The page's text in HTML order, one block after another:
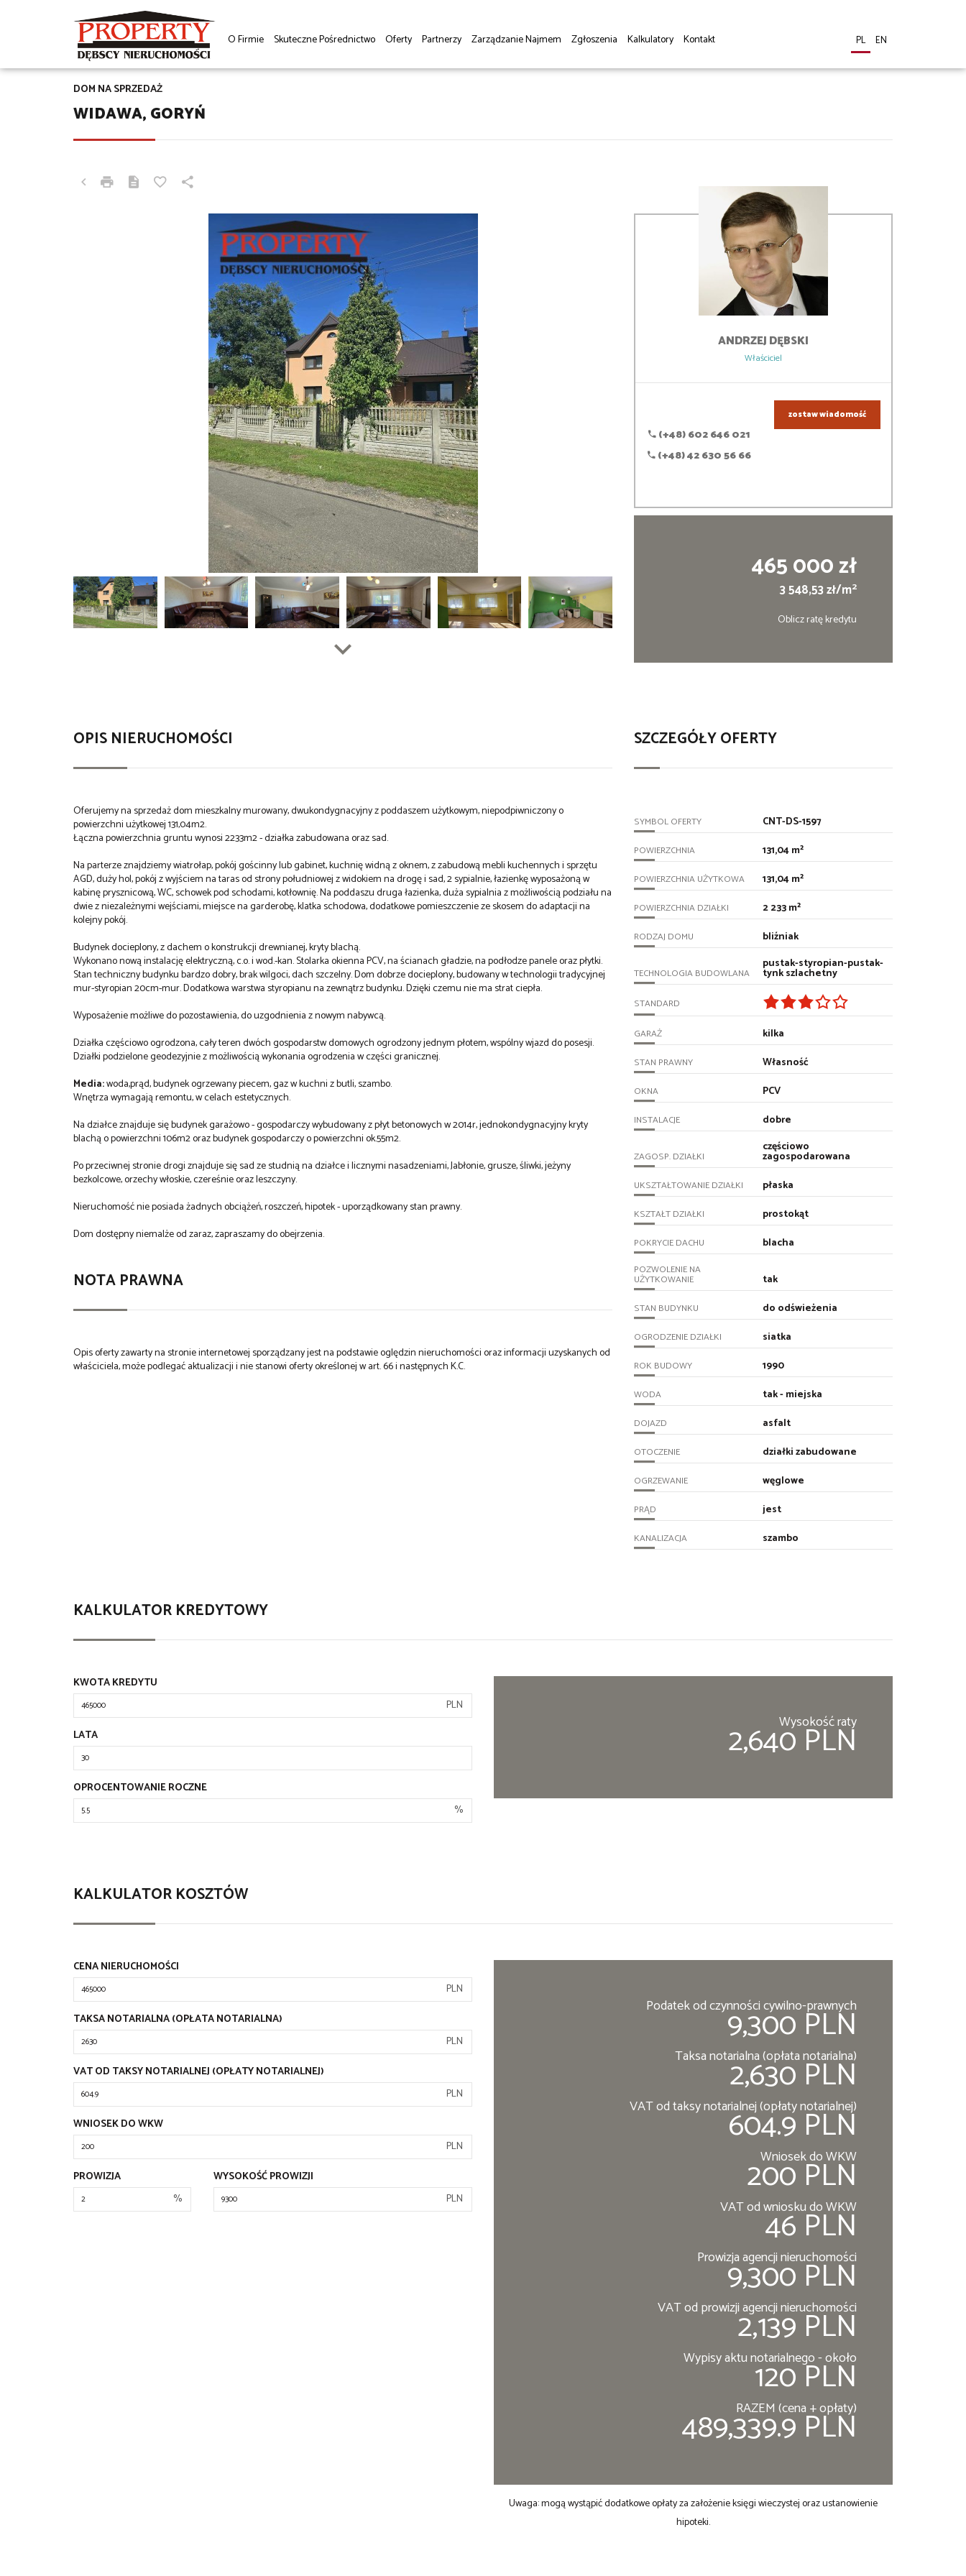
O Firmie Skuteczne Pośrednictwo Oferty Partnerzy Zarządzanie Najmem Zgłoszenia Kalkulatory Kontakt PL EN
WIDAWA, GORYŃ
DOM NA SPRZEDAŻ
ANDRZEJ DĘBSKI
Właściciel
(+48) 602 646 021
(+48) 42 630 56 66
zostaw wiadomość
465 000 zł
3 548,53 zł/m2
Oblicz ratę kredytu
OPIS NIERUCHOMOŚCI
Oferujemy na sprzedaż dom mieszkalny murowany, dwukondygnacyjny z poddaszem użytkowym, niepodpiwniczony o
powierzchni użytkowej 131,04m2.
Łączna powierzchnia gruntu wynosi 2233m2 - działka zabudowana oraz sad.
Na parterze znajdziemy wiatrołap, pokój gościnny lub gabinet, kuchnię widną z oknem, z zabudową mebli kuchennych i sprzętu
AGD, duży hol, pokój z wyjściem na taras od strony południowej z widokiem na drogę i sad, 2 sypialnie, łazienkę wyposażoną w
kabinę prysznicową, WC, schowek pod schodami, kotłownię. Na poddaszu druga łazienka, duża sypialnia z możliwością podziału na
dwie z niezależnymi wejściami, miejsce na garderobę, klatka schodowa, dodatkowe pomieszczenie ze skosem do adaptacji na
kolejny pokój.
Budynek docieplony, z dachem o konstrukcji drewnianej, kryty blachą.
Wykonano nową instalację elektryczną, c.o. i wod.-kan. Stolarka okienna PCV, na ścianach gładzie, na podłodze panele oraz płytki.
Stan techniczny budynku bardzo dobry, brak wilgoci, dach szczelny. Dom dobrze docieplony, budowany w technologii tradycyjnej
mur-styropian 20cm-mur. Dodatkowa warstwa styropianu na zewnątrz budynku. Dzięki czemu nie ma strat ciepła.
Wyposażenie możliwe do pozostawienia, do uzgodnienia z nowym nabywcą.
Działka częściowo ogrodzona, cały teren dwóch gospodarstw domowych ogrodzony jednym płotem, wspólny wjazd do posesji.
Działki podzielone geodezyjnie z możliwością wykonania ogrodzenia w części granicznej.
Media:woda,prąd, budynek ogrzewany piecem, gaz w kuchni z butli, szambo.
Wnętrza wymagają remontu, w celach estetycznych.
Na działce znajduje się budynek garażowo - gospodarczy wybudowany z płyt betonowych w 2014r, jednokondygnacyjny kryty
blachą o powierzchni 106m2 oraz budynek gospodarczy o powierzchni ok.55m2.
Po przeciwnej stronie drogi znajduje się sad ze studnią na działce i licznymi nasadzeniami, Jabłonie, grusze, śliwki, jeżyny
bezkolcowe, orzechy włoskie, czereśnie oraz leszczyny.
Nieruchomość nie posiada żadnych obciążeń, roszczeń, hipotek - uporządkowany stan prawny.
Dom dostępny niemalże od zaraz, zapraszamy do obejrzenia.
NOTA PRAWNA
Opis oferty zawarty na stronie internetowej sporządzany jest na podstawie oględzin nieruchomości oraz informacji uzyskanych od
właściciela, może podlegać aktualizacji i nie stanowi oferty określonej w art. 66 i następnych K.C.
SZCZEGÓŁY OFERTY
SYMBOL OFERTY CNT-DS-1597
POWIERZCHNIA 131,04 m²
POWIERZCHNIA UŻYTKOWA 131,04 m²
POWIERZCHNIA DZIAŁKI 2 233 m²
RODZAJ DOMU bliźniak
TECHNOLOGIA BUDOWLANA
pustak-styropian-pustak-
tynk szlachetny
STANDARD
GARAŻ kilka
STAN PRAWNY Własność
OKNA PCV
INSTALACJE dobre
ZAGOSP. DZIAŁKI
częściowo
zagospodarowana
UKSZTAŁTOWANIE DZIAŁKI płaska
KSZTAŁT DZIAŁKI prostokąt
POKRYCIE DACHU blacha
POZWOLENIE NA
UŻYTKOWANIE tak
STAN BUDYNKU do odświeżenia
OGRODZENIE DZIAŁKI siatka
ROK BUDOWY 1990
WODA tak - miejska
DOJAZD asfalt
OTOCZENIE działki zabudowane
OGRZEWANIE węglowe
PRĄD jest
KANALIZACJA szambo
KALKULATOR KREDYTOWY
KWOTA KREDYTU
PLN
LATA
OPROCENTOWANIE ROCZNE
%
Wysokość raty
2,640 PLN
KALKULATOR KOSZTÓW
CENA NIERUCHOMOŚCI
PLN
TAKSA NOTARIALNA (OPŁATA NOTARIALNA)
PLN
VAT OD TAKSY NOTARIALNEJ (OPŁATY NOTARIALNEJ)
PLN
WNIOSEK DO WKW
PLN
PROWIZJA
%
WYSOKOŚĆ PROWIZJI
PLN
Podatek od czynności cywilno-prawnych
9,300 PLN
Taksa notarialna (opłata notarialna)
2,630 PLN
VAT od taksy notarialnej (opłaty notarialnej)
604.9 PLN
Wniosek do WKW
200 PLN
VAT od wniosku do WKW
46 PLN
Prowizja agencji nieruchomości
9,300 PLN
VAT od prowizji agencji nieruchomości
2,139 PLN
Wypisy aktu notarialnego - około
120 PLN
RAZEM (cena + opłaty)
489,339.9 PLN
Uwaga: mogą wystąpić dodatkowe opłaty za założenie księgi wieczystej oraz ustanowienie
hipoteki.